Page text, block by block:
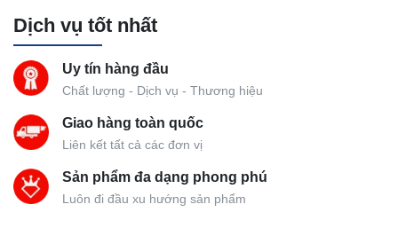
Dịch vụ tốt nhất
Uy tín hàng đầu
Chất lượng - Dịch vụ - Thương hiệu
Giao hàng toàn quốc
Liên kết tất cả các đơn vị
Sản phẩm đa dạng phong phú
Luôn đi đầu xu hướng sản phẩm